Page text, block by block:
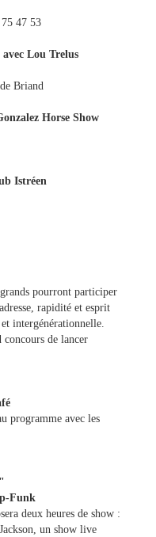
75 47 53
Lou Trelus
Briand
Horse Show
Istréen
pourront participer
rapidité et esprit
intergénérationnelle.
de lancer
programme avec les
Funk
deux heures de show :
un show live